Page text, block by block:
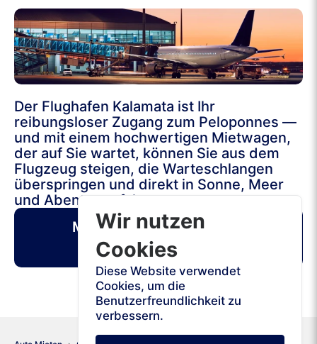
Der Flughafen Kalamata ist Ihr
reibungsloser Zugang zum Peloponnes —
und mit einem hochwertigen Mietwagen,
der auf Sie wartet, können Sie aus dem
Flugzeug steigen, die Warteschlangen
überspringen und direkt in Sonne, Meer
und Abenteuer fahren.
Mietwagen am Flughafen
Kalamata
Wir nutzen
Cookies
Diese Website verwendet
Cookies, um die
Benutzerfreundlichkeit zu
verbessern.